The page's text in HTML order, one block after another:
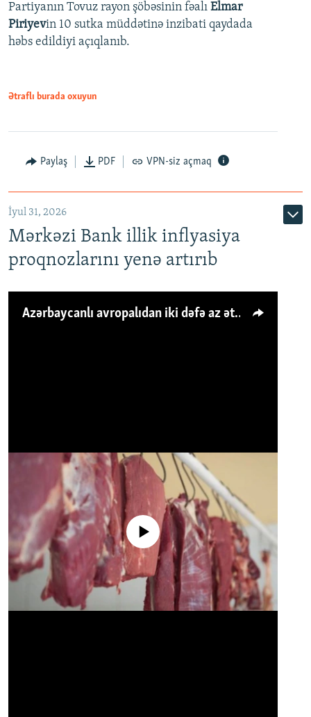
Partiyanın Tovuz rayon şöbəsinin fəalı Elmar
Piriyevin 10 sutka müddətinə inzibati qaydada
həbs edildiyi açıqlanıb.
Ətraflı burada oxuyun
Paylaş PDF VPN-siz açmaq
İyul 31, 2026
Mərkəzi Bank illik inflyasiya
proqnozlarını yenə artırıb
Azərbaycanlı avropalıdan iki dəfə az ət yeyir, amma... 'Qiymət artımı qaçılmazdır'
No media source currently available